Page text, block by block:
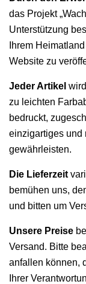
das Projekt
Unterstützung
Ihrem
Website zu
Jeder Artikel
zu leichten
bedruckt,
einzigartiges und
gewährleisten.
Die Lieferzeit
bemühen uns,
und bitten um
Unsere Preise
Versand. Bitte
anfallen können,
Ihrer